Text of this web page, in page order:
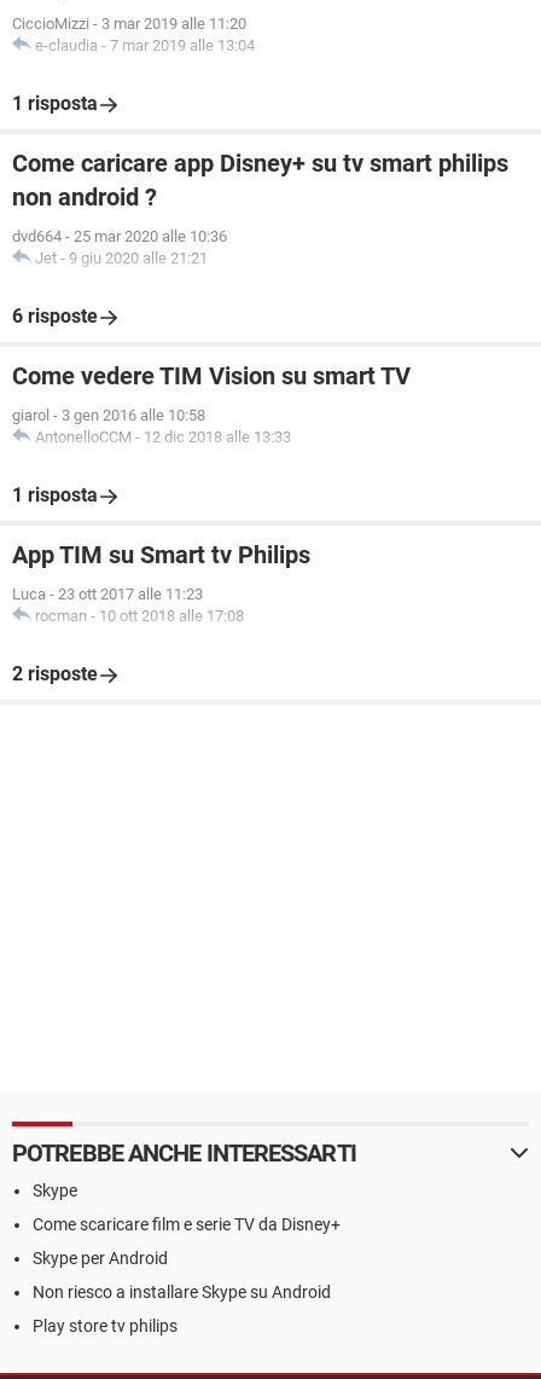
CiccioMizzi - 3 mar 2019 alle 11:20
e-claudia - 7 mar 2019 alle 13:04
1 risposta
Come caricare app Disney+ su tv smart philips
non android ?
dvd664 - 25 mar 2020 alle 10:36
Jet - 9 giu 2020 alle 21:21
6 risposte
Come vedere TIM Vision su smart TV
giarol - 3 gen 2016 alle 10:58
AntonelloCCM - 12 dic 2018 alle 13:33
1 risposta
App TIM su Smart tv Philips
Luca - 23 ott 2017 alle 11:23
rocman - 10 ott 2018 alle 17:08
2 risposte
POTREBBE ANCHE INTERESSARTI
Skype
Come scaricare film e serie TV da Disney+
Skype per Android
Non riesco a installare Skype su Android
Play store tv philips